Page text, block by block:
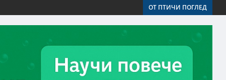
ОТ ПТИЧИ ПОГЛЕД